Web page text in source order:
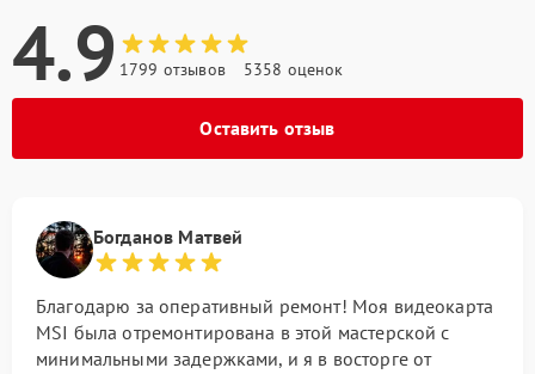
4.9 1799 отзывов 5358 оценок
Оставить отзыв
Богданов Матвей
Благодарю за оперативный ремонт! Моя видеокарта
MSI была отремонтирована в этой мастерской с
минимальными задержками, и я в восторге от